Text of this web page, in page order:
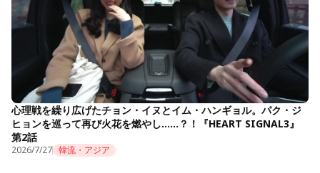
心理戦を繰り広げたチョン・イヌとイム・ハンギョル。パク・ジ
ヒョンを巡って再び火花を燃やし……？！『HEART SIGNAL3』
第2話
2026/7/27 韓流・アジア